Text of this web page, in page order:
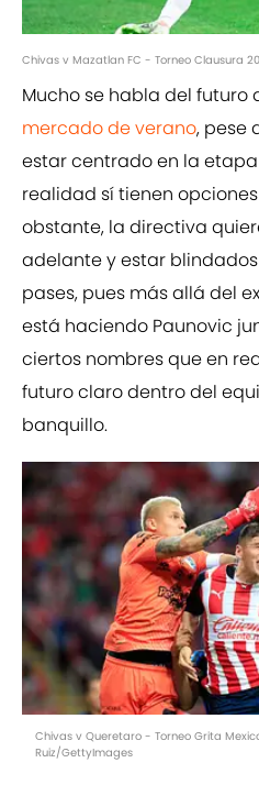
Chivas v Mazatlan FC - Torneo Clausura
Mucho se habla del futuro
mercado de verano, pese
estar centrado en la
realidad sí tienen
obstante, la directiva
adelante y estar
pases, pues más allá del
está haciendo Paunovic
ciertos nombres que en
futuro claro dentro del
banquillo.
Chivas v Queretaro - Torneo Grita
Ruiz/GettyImages